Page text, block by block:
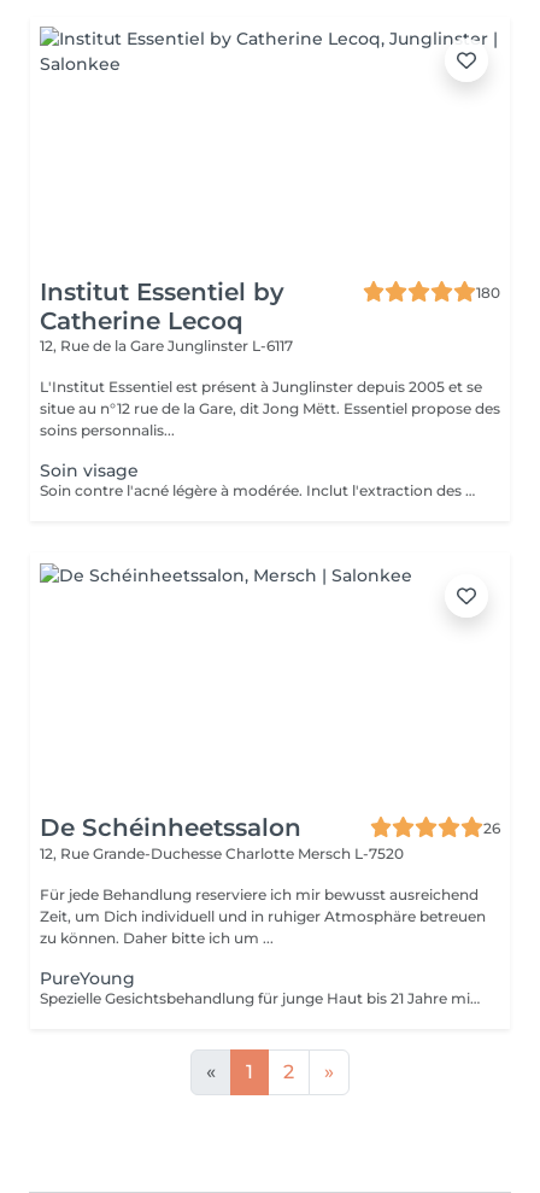
Institut Essentiel by
Catherine Lecoq
180
12, Rue de la Gare Junglinster L-6117
L'Institut Essentiel est présent à Junglinster depuis 2005 et se
situe au n°12 rue de la Gare, dit Jong Mëtt. Essentiel propose des
soins personnalis...
Soin visage
Soin contre l'acné légère à modérée. Inclut l'extraction des comédons, micro kystes, désinfection de pustules et soins adaptés. J'accorde beaucoup d'importance à expliquer les bons gestes à mes jeunes client(e)s afin qu'il prennent conscience de leur peau et prennent les bonnes habitudes. Pour de meilleurs résultats je conseille 1 soin par semaine sur 1 mois. Important: J'accorde autant d'importance à la relaxation et l'intimité de mes jeunes clients. De ce fait aucun accompagnant ne sera autorisé à rester dans la cabine durant le soin Inclut: Nettoyage et extraction de kystes, comédons et pustules. Désinfection et soins purifiants adaptés. Matériel stérilisé et/ou à usage unique.
De Schéinheetssalon
26
12, Rue Grande-Duchesse Charlotte Mersch L-7520
Für jede Behandlung reserviere ich mir bewusst ausreichend
Zeit, um Dich individuell und in ruhiger Atmosphäre betreuen
zu können. Daher bitte ich um ...
PureYoung
Spezielle Gesichtsbehandlung für junge Haut bis 21 Jahre mit Fokus auf gründliche Ausreinigung und Hautklärung.
« 1 2 »